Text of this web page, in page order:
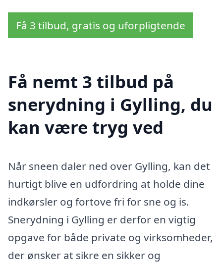
Få 3 tilbud, gratis og uforpligtende
Få nemt 3 tilbud på
snerydning i Gylling, du
kan være tryg ved
Når sneen daler ned over Gylling, kan det
hurtigt blive en udfordring at holde dine
indkørsler og fortove fri for sne og is.
Snerydning i Gylling er derfor en vigtig
opgave for både private og virksomheder,
der ønsker at sikre en sikker og